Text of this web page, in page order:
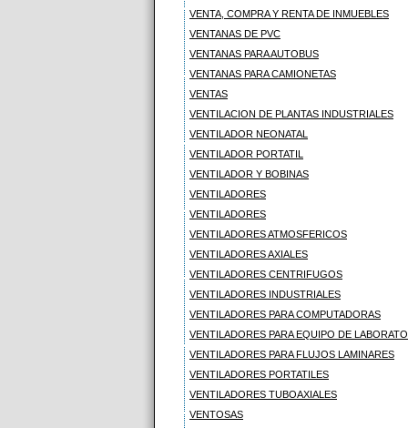
VENTA, COMPRA Y RENTA DE INMUEBLES
VENTANAS DE PVC
VENTANAS PARA AUTOBUS
VENTANAS PARA CAMIONETAS
VENTAS
VENTILACION DE PLANTAS INDUSTRIALES
VENTILADOR NEONATAL
VENTILADOR PORTATIL
VENTILADOR Y BOBINAS
VENTILADORES
VENTILADORES
VENTILADORES ATMOSFERICOS
VENTILADORES AXIALES
VENTILADORES CENTRIFUGOS
VENTILADORES INDUSTRIALES
VENTILADORES PARA COMPUTADORAS
VENTILADORES PARA EQUIPO DE
VENTILADORES PARA FLUJOS LAMINARES
VENTILADORES PORTATILES
VENTILADORES TUBOAXIALES
VENTOSAS